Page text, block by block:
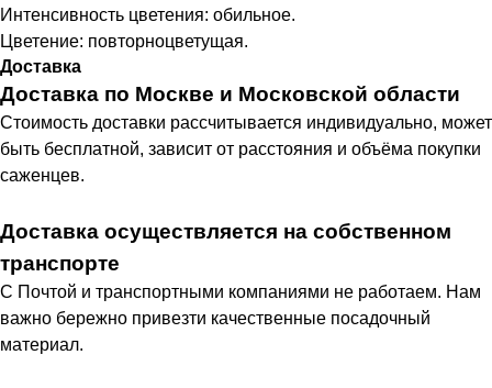
Интенсивность цветения: обильное.
Цветение: повторноцветущая.
Доставка
Доставка по Москве и Московской области
Cтоимость доставки рассчитывается индивидуально, может
быть бесплатной, зависит от расстояния и объёма покупки
саженцев.
Доставка осуществляется на собственном
транспорте
С Почтой и транспортными компаниями не работаем. Нам
важно бережно привезти качественные посадочный
материал.